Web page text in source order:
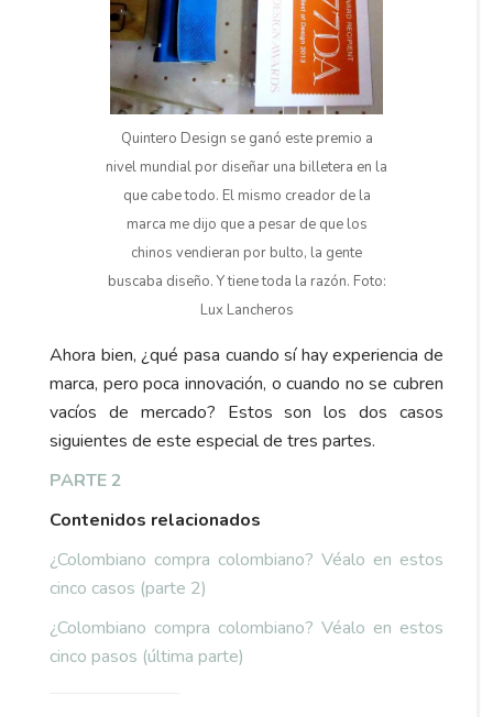
Quintero Design se ganó este premio a
nivel mundial por diseñar una billetera en la
que cabe todo. El mismo creador de la
marca me dijo que a pesar de que los
chinos vendieran por bulto, la gente
buscaba diseño. Y tiene toda la razón. Foto:
Lux Lancheros
Ahora bien, ¿qué pasa cuando sí hay experiencia de
marca, pero poca innovación, o cuando no se cubren
vacíos de mercado? Estos son los dos casos
siguientes de este especial de tres partes.
PARTE 2
Contenidos relacionados
¿Colombiano compra colombiano? Véalo en estos
cinco casos (parte 2)
¿Colombiano compra colombiano? Véalo en estos
cinco pasos (última parte)